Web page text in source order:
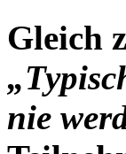
Gleich
nie